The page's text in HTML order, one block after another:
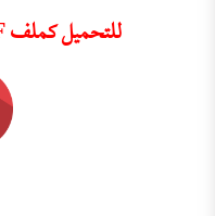
للتحميل كملف PDF اضغط على الأيقونة